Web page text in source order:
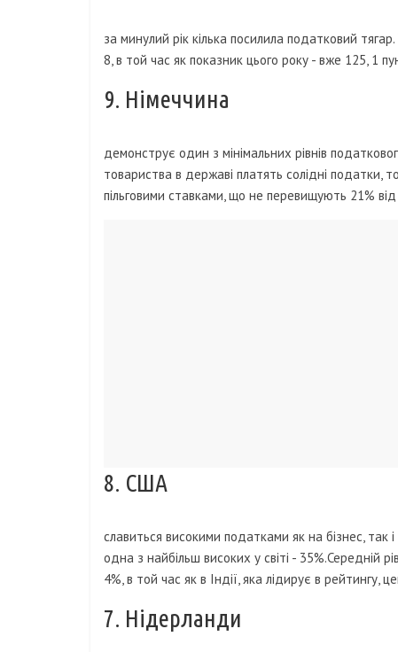
за минулий рік кілька посилила податковий
8, в той час як показник цього року - вже 125, 1
9. Німеччина
демонструє один з мінімальних рівнів
товариства в державі платять солідні податки,
пільговими ставками, що не перевищують 21%
8. США
славиться високими податками як на бізнес, так
одна з найбільш високих у світі - 35%.Середній
4%, в той час як в Індії, яка лідирує в рейтингу,
7. Нідерланди